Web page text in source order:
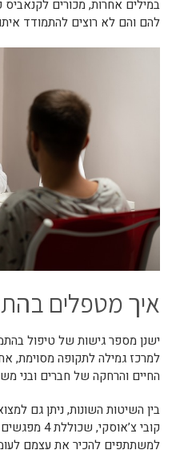
במילים אחרות, מכורים
להם והם לא רוצים להתמודד
איך מטפלים
ישנן מספר גישות של טיפול
למרכז גמילה לתקופה מסוימת,
החיים והרחקה של חברים ובני
בין השיטות השונות, ניתן גם
קובי
למשתתפים להכיר את עצמם